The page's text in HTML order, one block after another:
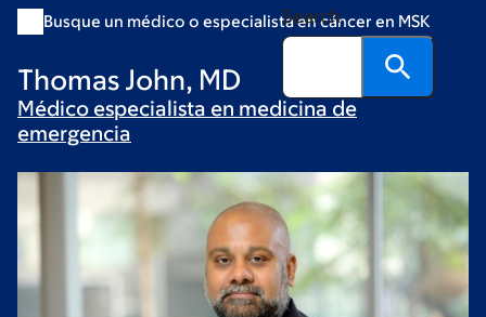
Search
Busque un médico o especialista en cáncer en MSK
Thomas John, MD
Médico especialista en medicina de
emergencia